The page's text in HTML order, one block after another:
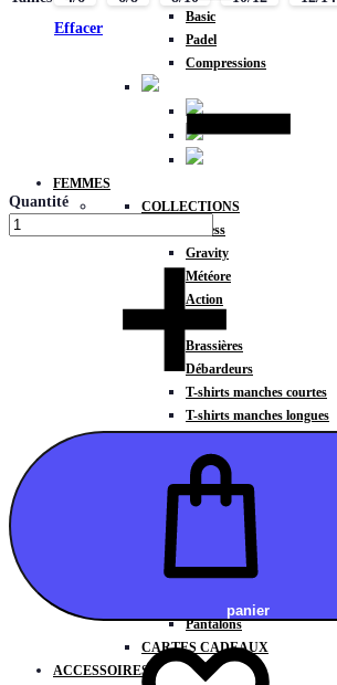
Basic
Padel
Compressions
FEMMES
COLLECTIONS
Fitness
Gravity
Météore
Action
Brassières
Débardeurs
T-shirts manches courtes
T-shirts manches longues
Sweats à capuche
Sweats à capuche zippé
Vestes
BAS
Shorts
Pantalons
CARTES CADEAUX
ACCESSOIRES
Effacer
Quantité
panier